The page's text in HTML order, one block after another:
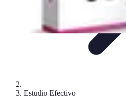
Estudio Efectivo